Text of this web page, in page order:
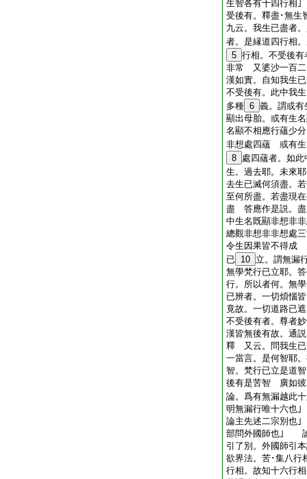
生智各有十四行
受後有。釋盡･無生
九云。我生已盡者
者。是縁道四行相
5 行相。不受後
非常 又婆沙一百二
漢如實。自知我生
不受後有。此中我
多種 6 義。謂或有
顯出母胎。或有生
名顯不相應行蘊少
非想處四蘊 或有生
8 處四蘊者。如
生。過去耶。未來
去生已滅何須盡。
至何所盡。若盡現
盡 答應作是説。盡
中生名既顯非想非
總觀非想非非想處
令生因果皆不得
已 10 立。謂無漏
無學梵行已立耶。
行。所以者何。無
已辨者。一切煩惱
竟故。一切道路
不受後有者。尊者
漢皆無後有故。通
釋 又云。問我生已
一當言。是何智耶
智。梵行已立是道
後有是苦智 廣如
論。爲有無漏越此
明無漏行唯十六
論主先述二宗別
部問外國師也｣ 論
引了別。外國師引
欲界法。苦･集八行
行相。故知十六